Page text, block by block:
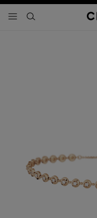
- navegación principal
buscar